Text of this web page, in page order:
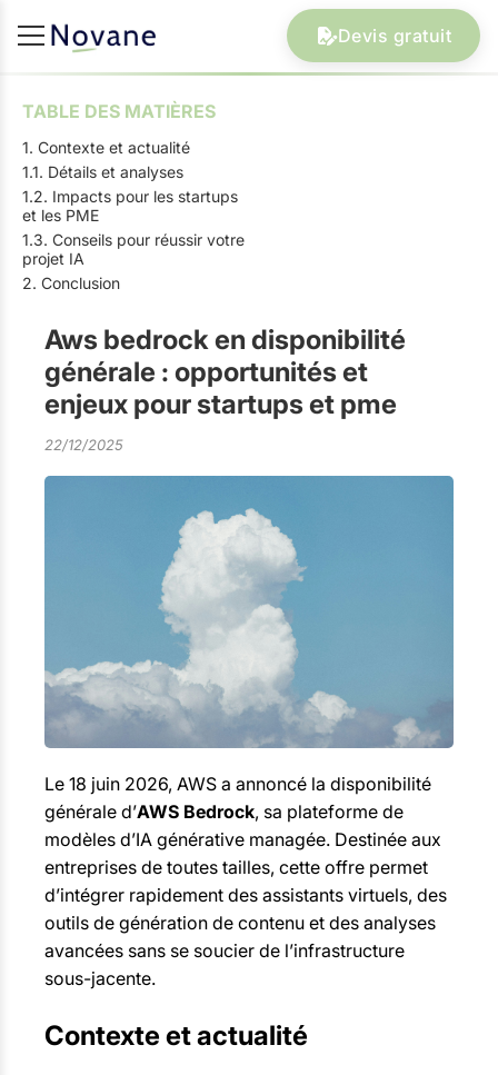
Devis gratuit
TABLE DES MATIÈRES
1. Contexte et actualité
1.1. Détails et analyses
1.2. Impacts pour les startups
et les PME
1.3. Conseils pour réussir votre
projet IA
2. Conclusion
Aws bedrock en disponibilité
générale : opportunités et
enjeux pour startups et pme
22/12/2025
Le 18 juin 2026, AWS a annoncé la disponibilité
générale d’AWS Bedrock, sa plateforme de
modèles d’IA générative managée. Destinée aux
entreprises de toutes tailles, cette offre permet
d’intégrer rapidement des assistants virtuels, des
outils de génération de contenu et des analyses
avancées sans se soucier de l’infrastructure
sous-jacente.
Contexte et actualité